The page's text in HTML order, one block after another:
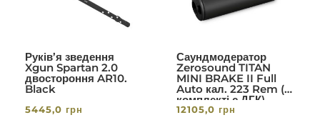
Руків’я зведення
Xgun Spartan 2.0
двостороння AR10.
Black
5445,0 грн
Саундмодератор
Zerosound TITAN
MINI BRAKE II Full
Auto кал. 223 Rem (в
комплекті с ДГК)
різьба 1/2-28. Вlack
12105,0 грн